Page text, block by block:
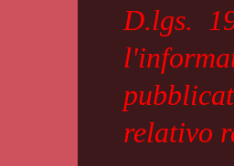
D.lgs.
relativo